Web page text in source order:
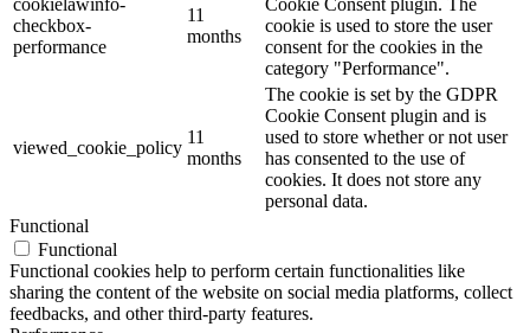
cookielawinfo-
checkbox-
performance
11
months
Cookie Consent plugin. The
cookie is used to store the user
consent for the cookies in the
category "Performance".
viewed_cookie_policy
11
months
The cookie is set by the GDPR
Cookie Consent plugin and is
used to store whether or not user
has consented to the use of
cookies. It does not store any
personal data.
Functional
Functional
Functional cookies help to perform certain functionalities like
sharing the content of the website on social media platforms, collect
feedbacks, and other third-party features.